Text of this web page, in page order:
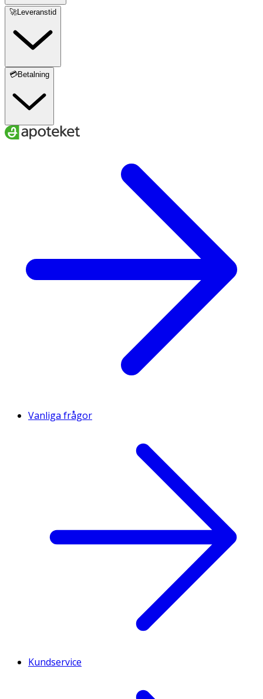
🚀Leveranstid
💳Betalning
Vanliga frågor
Kundservice